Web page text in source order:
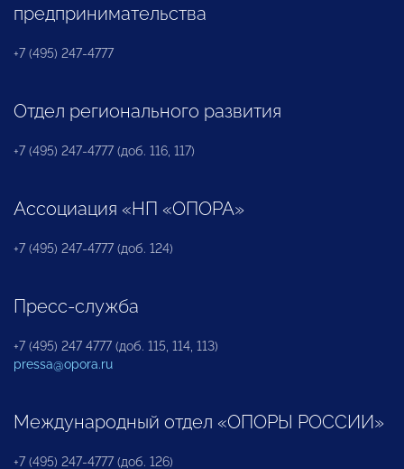
предпринимательства
+7 (495) 247-4777
Отдел регионального развития
+7 (495) 247-4777 (доб. 116, 117)
Ассоциация «НП «ОПОРА»
+7 (495) 247-4777 (доб. 124)
Пресс-служба
+7 (495) 247 4777 (доб. 115, 114, 113)
pressa@opora.ru
Международный отдел «ОПОРЫ РОССИИ»
+7 (495) 247-4777 (доб. 126)